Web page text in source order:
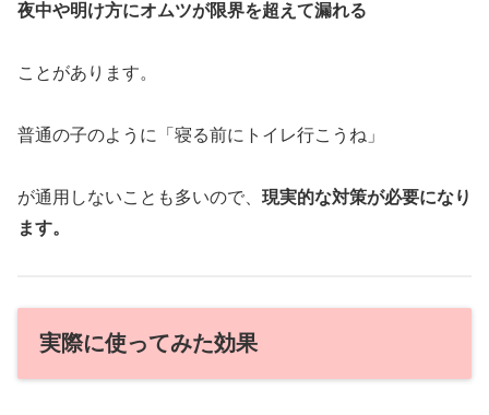
夜中や明け方にオムツが限界を超えて漏れる
ことがあります。
普通の子のように「寝る前にトイレ行こうね」
が通用しないことも多いので、 現実的な対策が必要になり
ます。
実際に使ってみた効果